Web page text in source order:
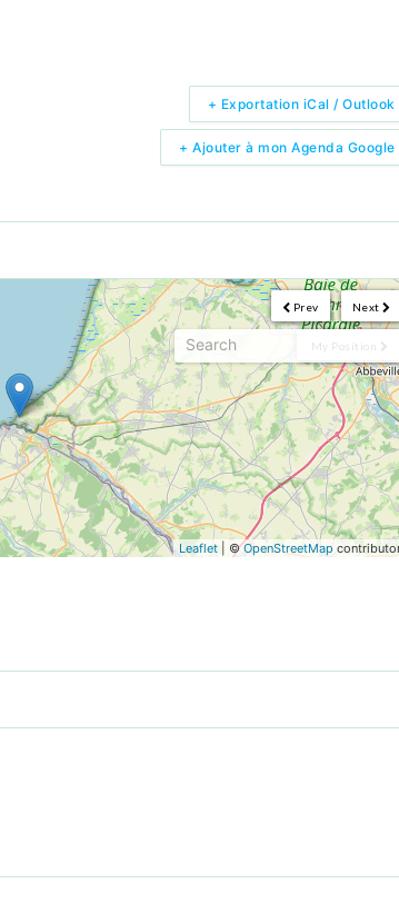
+ Ajouter à mon Agenda Google
+ Exportation iCal / Outlook
Next
Prev
My Position
Leaflet| ©OpenStreetMap